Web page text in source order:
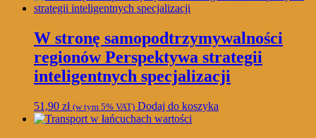
W stronę samopodtrzymywalności
regionów Perspektywa strategii
inteligentnych specjalizacji
51,90 zł (w tym 5% VAT) Dodaj do koszyka